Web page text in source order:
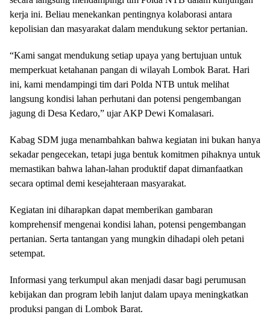
kerja ini. Beliau menekankan pentingnya kolaborasi antara
kepolisian dan masyarakat dalam mendukung sektor pertanian.
“Kami sangat mendukung setiap upaya yang bertujuan untuk
memperkuat ketahanan pangan di wilayah Lombok Barat. Hari
ini, kami mendampingi tim dari Polda NTB untuk melihat
langsung kondisi lahan perhutani dan potensi pengembangan
jagung di Desa Kedaro,” ujar AKP Dewi Komalasari.
Kabag SDM juga menambahkan bahwa kegiatan ini bukan hanya
sekadar pengecekan, tetapi juga bentuk komitmen pihaknya untuk
memastikan bahwa lahan-lahan produktif dapat dimanfaatkan
secara optimal demi kesejahteraan masyarakat.
Kegiatan ini diharapkan dapat memberikan gambaran
komprehensif mengenai kondisi lahan, potensi pengembangan
pertanian. Serta tantangan yang mungkin dihadapi oleh petani
setempat.
Informasi yang terkumpul akan menjadi dasar bagi perumusan
kebijakan dan program lebih lanjut dalam upaya meningkatkan
produksi pangan di Lombok Barat.